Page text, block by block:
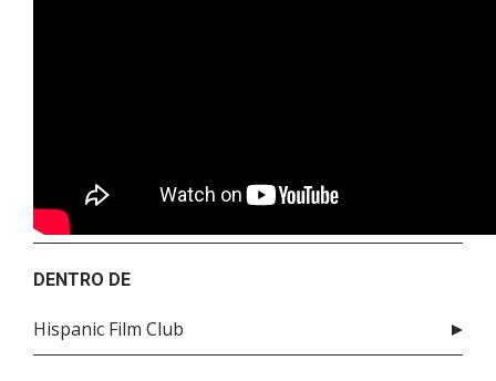
DENTRO DE
Hispanic Film Club